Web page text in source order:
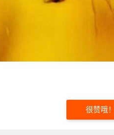
很赞哦！